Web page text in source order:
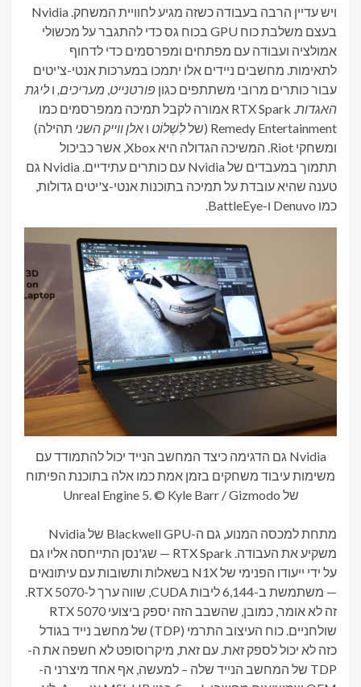
ויש עדיין הרבה בעבודה כשזה מגיע לחוויית המשחק. Nvidia
בעצם משלבת כוח GPU בכוח גס כדי להתגבר על מכשולי
אמולציה ועבודה עם מפתחים ומפרסמים כדי לדחוף
לתאימות. מחשבים ניידים אלו יתמכו במערכות אנטי-צ'יטים
עבור כותרים מרובי משתתפים כגון פורטנייט, מעריכים, וליגת
האגדות
. RTX Spark אמורה לקבל תמיכה ממפרסמים כמו
Remedy Entertainment (של
לִשְׁלוֹט ואלן ווייק השני תהילה)
ומשחקי Riot. המשיכה הגדולה היא Xbox, אשר כביכול
תתמוך במעבדים של Nvidia עם כותרים עתידיים. Nvidia גם
טענה שהיא עובדת על תמיכה בתוכנות אנטי-צ'יטים גדולות,
כמו Denuvo ו-BattleEye.
Nvidia גם הדגימה כיצד המחשב הנייד יכול להתמודד עם
משימות עיבוד משחקים בזמן אמת כמו אלה בתוכנת הפיתוח
של Unreal Engine 5. © Kyle Barr / Gizmodo
מתחת למכסה המנוע, גם ה-Blackwell GPU של Nvidia
משקיע את העבודה. RTX Spark — שג'נסן התייחסה אליו גם
על ידי ייעודו הפנימי של N1X בשאלות ותשובות עם עיתונאים
זה לא אומר, כמובן, שהשבב הזה יספק ביצועי RTX 5070
שולחניים. כוח העיצוב התרמי (TDP) של מחשב נייד בגודל
כזה לא יכול לספק זאת. עם זאת, מיקרוסופט לא חשפה את ה-
TDP של המחשב הנייד שלה – למעשה, אף אחד מיצרני ה-